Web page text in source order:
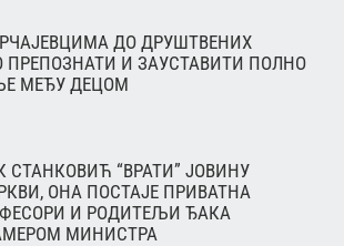
ДО ДРУШТВЕНИХ
ПРЕПОЗНАТИ И ЗАУСТАВИТИ ПОЛНО
МЕЂУ ДЕЦОМ
СТАНКОВИЋ “ВРАТИ” ЈОВИНУ
ОНА ПОСТАЈЕ ПРИВАТНА
И РОДИТЕЉИ ЂАКА
МИНИСТРА